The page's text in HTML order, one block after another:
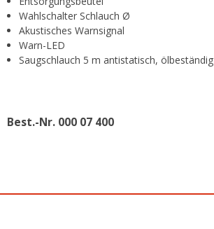
Wahlschalter Schlauch Ø
Akustisches Warnsignal
Warn-LED
Saugschlauch 5 m antistatisch, ölbeständig
Best.-Nr. 000 07 400